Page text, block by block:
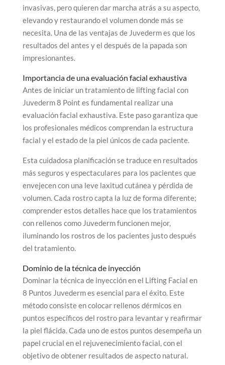
invasivas, pero quieren dar marcha atrás a su aspecto,
elevando y restaurando el volumen donde más se
necesita. Una de las ventajas de Juvederm es que los
resultados del antes y el después de la papada son
impresionantes.
Importancia de una evaluación facial exhaustiva
Antes de iniciar un tratamiento de lifting facial con
Juvederm 8 Point es fundamental realizar una
evaluación facial exhaustiva. Este paso garantiza que
los profesionales médicos comprendan la estructura
facial y el estado de la piel únicos de cada paciente.
Esta cuidadosa planificación se traduce en resultados
más seguros y espectaculares para los pacientes que
envejecen con una leve laxitud cutánea y pérdida de
volumen. Cada rostro capta la luz de forma diferente;
comprender estos detalles hace que los tratamientos
con rellenos como Juvederm funcionen mejor,
iluminando los rostros de los pacientes justo después
del tratamiento.
Dominio de la técnica de inyección
Dominar la técnica de inyección en el Lifting Facial en
8 Puntos Juvederm es esencial para el éxito. Este
método consiste en colocar rellenos dérmicos en
puntos específicos del rostro para levantar y reafirmar
la piel flácida. Cada uno de estos puntos desempeña un
papel crucial en el rejuvenecimiento facial, con el
objetivo de obtener resultados de aspecto natural.